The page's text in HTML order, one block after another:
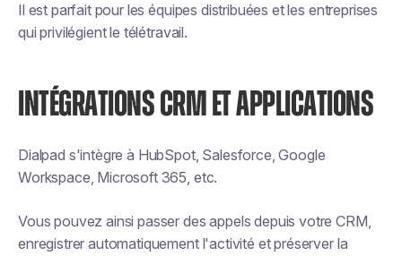
Il est parfait pour les équipes distribuées et les entreprises
qui privilégient le télétravail.
INTÉGRATIONS CRM ET APPLICATIONS
Dialpad s'intègre à HubSpot, Salesforce, Google
Workspace, Microsoft 365, etc.
Vous pouvez ainsi passer des appels depuis votre CRM,
enregistrer automatiquement l'activité et préserver la